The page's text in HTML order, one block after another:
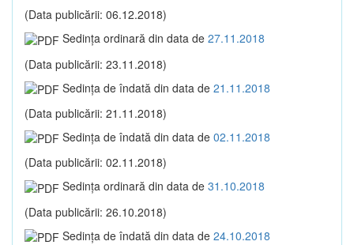
(Data publicării: 06.12.2018)
Sedinţa ordinară din data de 27.11.2018
(Data publicării: 23.11.2018)
Sedinţa de îndată din data de 21.11.2018
(Data publicării: 21.11.2018)
Sedinţa de îndată din data de 02.11.2018
(Data publicării: 02.11.2018)
Sedinţa ordinară din data de 31.10.2018
(Data publicării: 26.10.2018)
Sedinţa de îndată din data de 24.10.2018